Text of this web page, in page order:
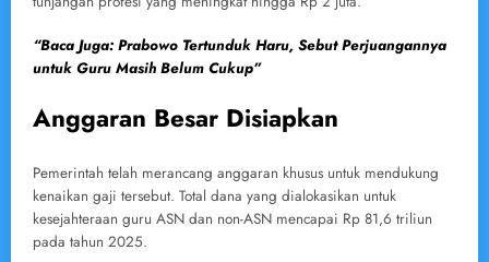
“Baca Juga: Prabowo Tertunduk Haru, Sebut Perjuangannya
untuk Guru Masih Belum Cukup”
Anggaran Besar Disiapkan
Pemerintah telah merancang anggaran khusus untuk mendukung
kenaikan gaji tersebut. Total dana yang dialokasikan untuk
kesejahteraan guru ASN dan non-ASN mencapai Rp 81,6 triliun
pada tahun 2025.